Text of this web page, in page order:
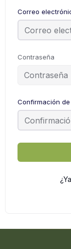
Correo
Contraseña
Confirmación